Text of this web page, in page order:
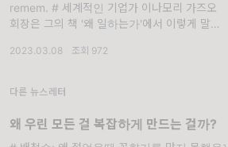
remem. # 세계적인 기업가 이나모리 가즈오
회장은 그의 책 '왜 일하는가'에서 이렇게 말했
마음을 갈고닦으며, 삶에서 가장 가
2023.03.08 조회 972
다른 뉴스레터
왜 우린 모든 걸 복잡하게 만드는 걸까?